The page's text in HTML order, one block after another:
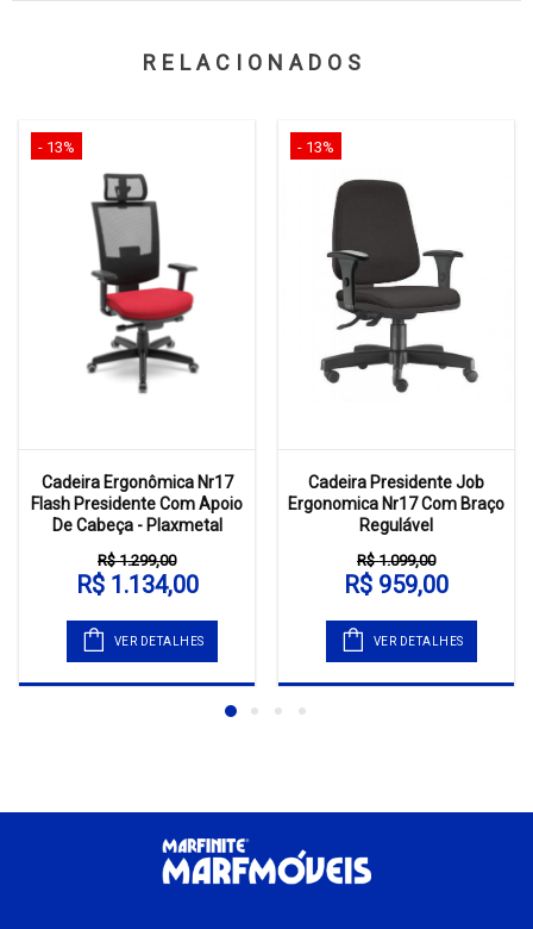
RELACIONADOS
- 13%
Cadeira Ergonômica Nr17
Flash Presidente Com Apoio
De Cabeça - Plaxmetal
R$ 1.299,00
R$ 1.134,00
VER DETALHES
- 13%
Cadeira Presidente Job
Ergonomica Nr17 Com Braço
Regulável
R$ 1.099,00
R$ 959,00
VER DETALHES